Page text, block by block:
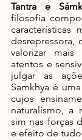
Tantra e
filosofia
características
desrepressora,
valorizar
atentos e
julgar as
Samkhya é
cujos
naturalismo, a
sim nas forças
e efeito de